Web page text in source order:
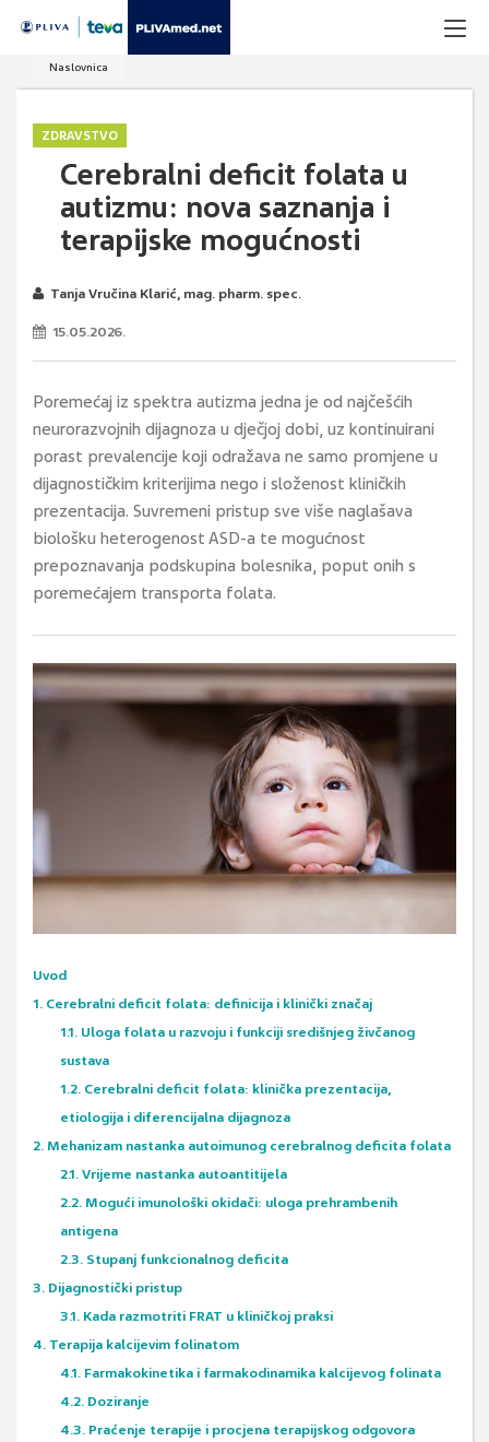
Naslovnica
ZDRAVSTVO
Cerebralni deficit folata u
autizmu: nova saznanja i
terapijske mogućnosti
Tanja Vručina Klarić, mag. pharm. spec.
15.05.2026.
Poremećaj iz spektra autizma jedna je od najčešćih
neurorazvojnih dijagnoza u dječjoj dobi, uz kontinuirani
porast prevalencije koji odražava ne samo promjene u
dijagnostičkim kriterijima nego i složenost kliničkih
prezentacija. Suvremeni pristup sve više naglašava
biološku heterogenost ASD-a te mogućnost
prepoznavanja podskupina bolesnika, poput onih s
poremećajem transporta folata.
Uvod
1. Cerebralni deficit folata: definicija i klinički značaj
1.1. Uloga folata u razvoju i funkciji središnjeg živčanog
sustava
1.2. Cerebralni deficit folata: klinička prezentacija,
etiologija i diferencijalna dijagnoza
2. Mehanizam nastanka autoimunog cerebralnog deficita folata
2.1. Vrijeme nastanka autoantitijela
2.2. Mogući imunološki okidači: uloga prehrambenih
antigena
2.3. Stupanj funkcionalnog deficita
3. Dijagnostički pristup
3.1. Kada razmotriti FRAT u kliničkoj praksi
4. Terapija kalcijevim folinatom
4.1. Farmakokinetika i farmakodinamika kalcijevog folinata
4.2. Doziranje
4.3. Praćenje terapije i procjena terapijskog odgovora